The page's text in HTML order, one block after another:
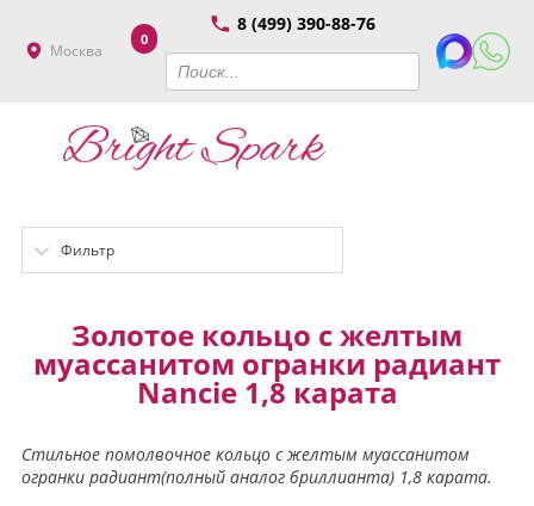
Москва
8 (499) 390-88-76
0
Фильтр
Золотое кольцо с желтым
муассанитом огранки радиант
Nancie 1,8 карата
Стильное помолвочное кольцо с желтым муассанитом
огранки радиант(полный аналог бриллианта) 1,8 карата.